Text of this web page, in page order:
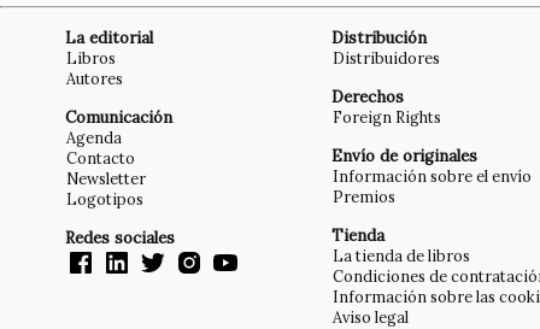
La editorial
Libros
Autores
Comunicación
Agenda
Contacto
Newsletter
Logotipos
Redes sociales
Distribución
Distribuidores
Derechos
Foreign Rights
Envío de originales
Información sobre el envío
Premios
Tienda
La tienda de libros
Condiciones de
Información sobre las
Aviso legal